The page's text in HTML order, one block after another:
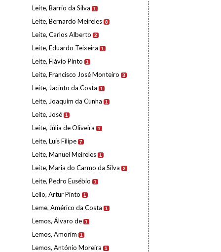
Leite, Barrio da Silva 1
Leite, Bernardo Meireles 8
Leite, Carlos Alberto 2
Leite, Eduardo Teixeira 1
Leite, Flávio Pinto 1
Leite, Francisco José Monteiro 3
Leite, Jacinto da Costa 1
Leite, Joaquim da Cunha 1
Leite, José 1
Leite, Júlia de Oliveira 1
Leite, Luís Filipe 7
Leite, Manuel Meireles 1
Leite, Maria do Carmo da Silva 2
Leite, Pedro Eusébio 1
Lello, Artur Pinto 1
Leme, Américo da Costa 1
Lemos, Álvaro de 1
Lemos, Amorim 1
Lemos, António Moreira 1